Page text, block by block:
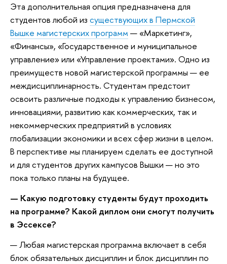
Эта дополнительная опция предназначена для
студентов любой из существующих в Пермской
Вышке магистерских программ — «Маркетинг»,
«Финансы», «Государственное и муниципальное
управление» или «Управление проектами». Одно из
преимуществ новой магистерской программы — ее
междисциплинарность. Студентам предстоит
освоить различные подходы к управлению бизнесом,
инновациями, развитию как коммерческих, так и
некоммерческих предприятий в условиях
глобализации экономики и всех сфер жизни в целом.
В перспективе мы планируем сделать ее доступной
и для студентов других кампусов Вышки — но это
пока только планы на будущее.
— Какую подготовку студенты будут проходить
на программе? Какой диплом они смогут получить
в Эссексе?
— Любая магистерская программа включает в себя
блок обязательных дисциплин и блок дисциплин по